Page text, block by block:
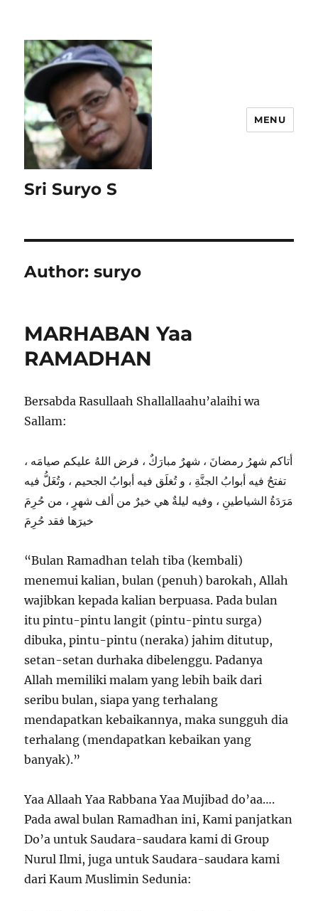
Sri Suryo S
MENU
Author:suryo
MARHABAN Yaa
RAMADHAN
Bersabda Rasullaah Shallallaahu’alaihi wa
Sallam:
أتاكم شهرُ رمضانَ ، شهرٌ مبارَكٌ ، فرض اللهُ عليكم صيامَه ،
تفتحُ فيه أبوابُ الجنَّةِ ، و تُغلَق فيه أبوابُ الجحيم ، وتُغَلُّ فيه
مَرَدَةُ الشياطينِ ، وفيه ليلةٌ هي خيرٌ من ألف شهرٍ ، من حُرِمَ
خيرَها فقد حُرِمَ
“Bulan Ramadhan telah tiba (kembali)
menemui kalian, bulan (penuh) barokah, Allah
wajibkan kepada kalian berpuasa. Pada bulan
itu pintu-pintu langit (pintu-pintu surga)
dibuka, pintu-pintu (neraka) jahim ditutup,
setan-setan durhaka dibelenggu. Padanya
Allah memiliki malam yang lebih baik dari
seribu bulan, siapa yang terhalang
mendapatkan kebaikannya, maka sungguh dia
terhalang (mendapatkan kebaikan yang
banyak).”
Yaa Allaah Yaa Rabbana Yaa Mujibad do’aa….
Pada awal bulan Ramadhan ini, Kami panjatkan
Do’a untuk Saudara-saudara kami di Group
Nurul Ilmi, juga untuk Saudara-saudara kami
dari Kaum Muslimin Sedunia: